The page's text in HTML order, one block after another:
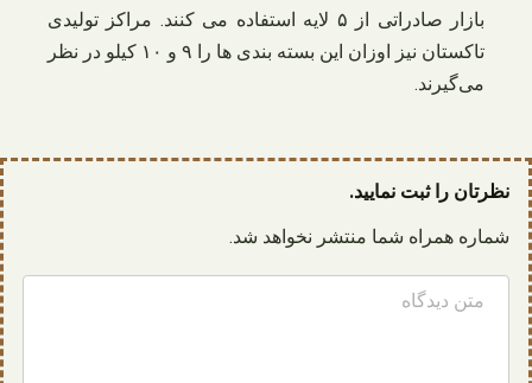
بازار صادراتی از ۵ لایه استفاده می کنند. مراکز تولیدی
تاکستان نیز اوزان این بسته بندی ها را ۹ و ۱۰ کیلو در نظر
می‌گیرند.
نظرتان را ثبت نمایید.
شماره همراه شما منتشر نخواهد شد.